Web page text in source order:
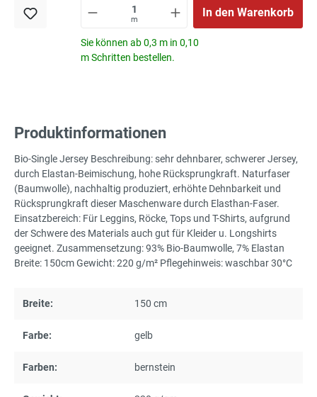
m
In den Warenkorb
Sie können ab 0,3 m in 0,10
m Schritten bestellen.
Produktinformationen
Bio-Single Jersey Beschreibung: sehr dehnbarer, schwerer Jersey,
durch Elastan-Beimischung, hohe Rücksprungkraft. Naturfaser
(Baumwolle), nachhaltig produziert, erhöhte Dehnbarkeit und
Rücksprungkraft dieser Maschenware durch Elasthan-Faser.
Einsatzbereich: Für Leggins, Röcke, Tops und T-Shirts, aufgrund
der Schwere des Materials auch gut für Kleider u. Longshirts
geeignet. Zusammensetzung: 93% Bio-Baumwolle, 7% Elastan
Breite: 150cm Gewicht: 220 g/m² Pflegehinweis: waschbar 30°C
Breite: 150 cm
Farbe: gelb
Farben: bernstein